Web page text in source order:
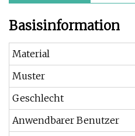
Basisinformation
Material
Muster
Geschlecht
Anwendbarer Benutzer